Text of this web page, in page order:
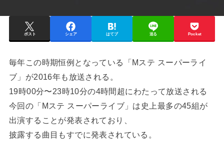
ポスト シェア はてブ 送る Pocket
毎年この時期恒例となっている「Mステ スーパーライ
ブ」が2016年も放送される。
19時00分〜23時10分の4時間超にわたって放送される
今回の「Mステ スーパーライブ」は史上最多の45組が
出演することが発表されており、
披露する曲目もすでに発表されている。